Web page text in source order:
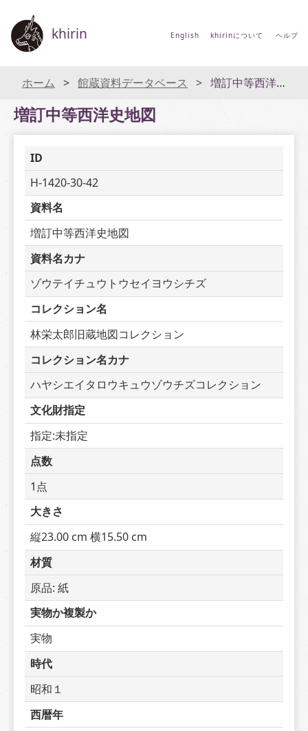
khirin English khirinについて ヘルプ
ホーム 館蔵資料データベース 増訂中等西洋史地図
増訂中等西洋史地図
ID
H-1420-30-42
資料名
増訂中等西洋史地図
資料名カナ
ゾウテイチュウトウセイヨウシチズ
コレクション名
林栄太郎旧蔵地図コレクション
コレクション名カナ
ハヤシエイタロウキュウゾウチズコレクション
文化財指定
指定:未指定
点数
1点
大きさ
縦23.00 cm 横15.50 cm
材質
原品: 紙
実物か複製か
実物
時代
昭和１
西暦年